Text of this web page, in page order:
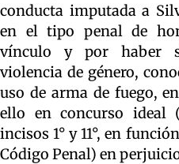
conducta imputada a
en el tipo penal de
vínculo y por haber
violencia de género,
uso de arma de fuego,
ello en concurso ideal
incisos 1° y 11°, en
Código Penal) en